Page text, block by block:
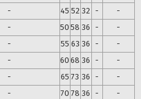
- 45 52 32 -
-
- 50 58 36 -
-
- 55 63 36 -
-
- 60 68 36 -
-
- 65 73 36 -
-
- 70 78 36 - -